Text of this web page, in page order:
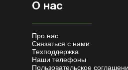
О нас
Про нас
Связаться с нами
Техподдержка
Наши телефоны
Пользовательское